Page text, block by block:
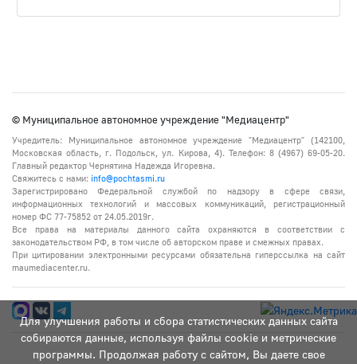
Для улучшения работы и сбора статистических данных сайта
собираются данные, используя файлы cookie и метрические
программы. Продолжая работу с сайтом, Вы даете свое
© Муниципальное автономное учреждение "Медиацентр"
Учредитель: Муниципальное автономное учреждение "Медиацентр" (142100,
Московская область, г. Подольск, ул. Кирова, 4). Телефон: 8 (4967) 69-05-20.
Главный редактор Чернятина Надежда Игоревна.
Свяжитесь с нами: info@pochtasmi.ru
Зарегистрировано Федеральной службой по надзору в сфере связи,
информационных технологий и массовых коммуникаций, регистрационный
номер ФС 77-75852 от 24.05.2019г.
Все права на материалы данного сайта охраняются в соответствии с
законодательством РФ, в том числе об авторском праве и смежных правах.
При цитировании электронными ресурсами обязательна гиперссылка на сайт
maumediacenter.ru.